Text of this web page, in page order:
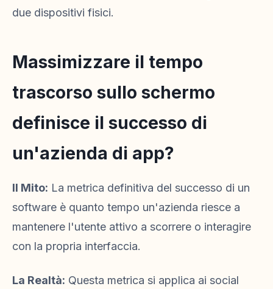
due dispositivi fisici.
Massimizzare il tempo
trascorso sullo schermo
definisce il successo di
un'azienda di app?
Il Mito: La metrica definitiva del successo di un
software è quanto tempo un'azienda riesce a
mantenere l'utente attivo a scorrere o interagire
con la propria interfaccia.
La Realtà: Questa metrica si applica ai social